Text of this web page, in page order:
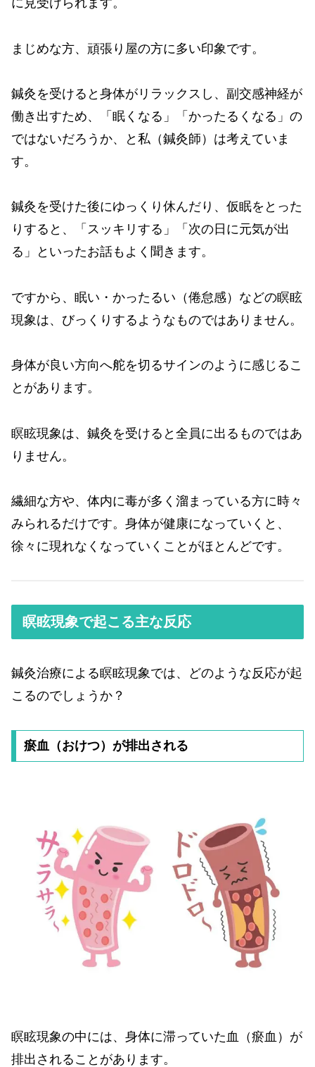
に見受けられます。
まじめな方、頑張り屋の方に多い印象です。
鍼灸を受けると身体がリラックスし、副交感神経が
働き出すため、「眠くなる」「かったるくなる」の
ではないだろうか、と私（鍼灸師）は考えていま
す。
鍼灸を受けた後にゆっくり休んだり、仮眠をとった
りすると、「スッキリする」「次の日に元気が出
る」といったお話もよく聞きます。
ですから、眠い・かったるい（倦怠感）などの瞑眩
現象は、びっくりするようなものではありません。
身体が良い方向へ舵を切るサインのように感じるこ
とがあります。
瞑眩現象は、鍼灸を受けると全員に出るものではあ
りません。
繊細な方や、体内に毒が多く溜まっている方に時々
みられるだけです。身体が健康になっていくと、
徐々に現れなくなっていくことがほとんどです。
瞑眩現象で起こる主な反応
鍼灸治療による瞑眩現象では、どのような反応が起
こるのでしょうか？
瘀血（おけつ）が排出される
瞑眩現象の中には、身体に滞っていた血（瘀血）が
排出されることがあります。